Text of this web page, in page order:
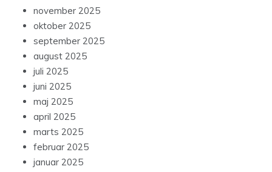
november 2025
oktober 2025
september 2025
august 2025
juli 2025
juni 2025
maj 2025
april 2025
marts 2025
februar 2025
januar 2025